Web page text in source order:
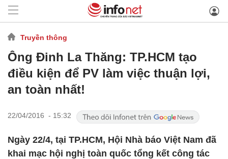
Truyền thông
Ông Đinh La Thăng: TP.HCM tạo
điều kiện để PV làm việc thuận lợi,
an toàn nhất!
22/04/2016 - 15:32
Ngày 22/4, tại TP.HCM, Hội Nhà báo Việt Nam đã
khai mạc hội nghị toàn quốc tổng kết công tác